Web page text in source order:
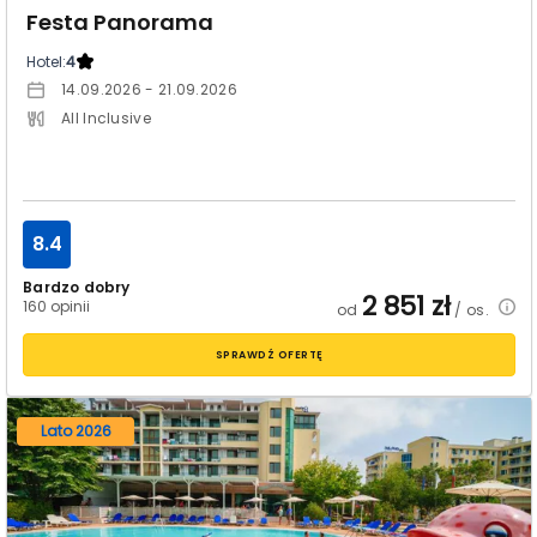
Festa Panorama
Hotel:4
14.09.2026 - 21.09.2026
All Inclusive
Bardzo dobry
160 opinii
8.4
od 2 851 zł/ os.
SPRAWDŹ OFERTĘ
Lato 2026